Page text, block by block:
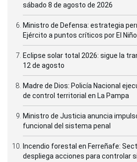
sábado 8 de agosto de 2026
Ministro de Defensa: estrategia
Ejército a puntos críticos por El Niño
Eclipse solar total 2026: sigue la
12 de agosto
Madre de Dios: Policía Nacional
de control territorial en La Pampa
Ministro de Justicia anuncia
funcional del sistema penal
Incendio forestal en Ferreñafe:
despliega acciones para controlar